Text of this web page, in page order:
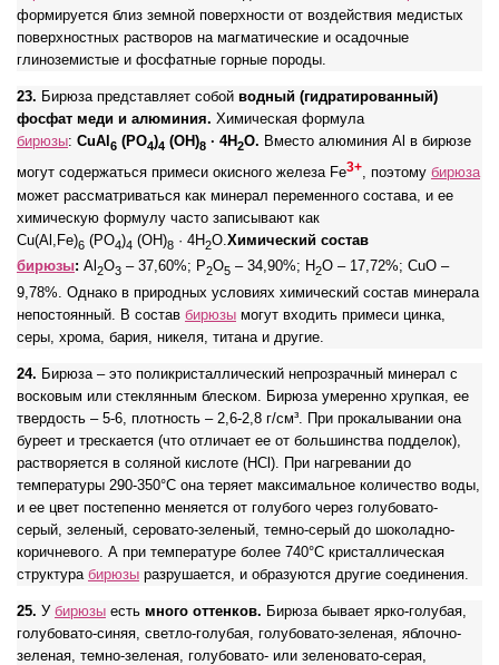
формируется близ земной поверхности от воздействия медистых
поверхностных растворов на магматические и осадочные
глиноземистые и фосфатные горные породы.
23. Бирюза представляет собой водный (гидратированный)
фосфат меди и алюминия. Химическая формула
бирюзы: CuAl 6 (PO4)4 (OH)8 · 4H2O. Вместо алюминия Al в бирюзе
могут содержаться примеси окисного железа Fe3+, поэтому бирюза
может рассматриваться как минерал переменного состава, и ее
химическую формулу часто записывают как
Cu(Al,Fe)6 (PO4)4 (OH)8 · 4H2O. Химический состав
бирюзы: Al 2O3 – 37,60%; P2O5 – 34,90%; H2O – 17,72%; CuO –
9,78%. Однако в природных условиях химический состав минерала
непостоянный. В состав бирюзы могут входить примеси цинка,
серы, хрома, бария, никеля, титана и другие.
24. Бирюза – это поликристаллический непрозрачный минерал с
восковым или стеклянным блеском. Бирюза умеренно хрупкая, ее
твердость – 5-6, плотность – 2,6-2,8 г/см³. При прокалывании она
буреет и трескается (что отличает ее от большинства подделок),
растворяется в соляной кислоте (HCl). При нагревании до
температуры 290-350°C она теряет максимальное количество воды,
и ее цвет постепенно меняется от голубого через голубовато-
серый, зеленый, серовато-зеленый, темно-серый до шоколадно-
коричневого. А при температуре более 740°C кристаллическая
структура бирюзы разрушается, и образуются другие соединения.
25. У бирюзы есть много оттенков. Бирюза бывает ярко-голубая,
голубовато-синяя, светло-голубая, голубовато-зеленая, яблочно-
зеленая, темно-зеленая, голубовато- или зеленовато-серая,